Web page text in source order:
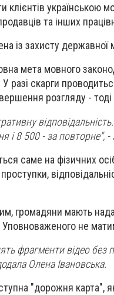
українською
та інших
із захисту державної
мета мовного
разі скарги
розгляду -
і 8 500 - за повторне", -
саме на фізичних
мають
Уповноваженого не
фрагменти відео без
Олена Івановська.
"дорожня карта",